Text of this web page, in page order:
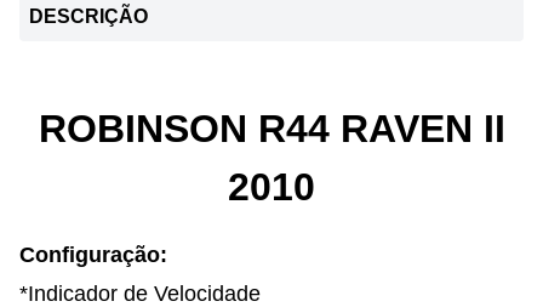
DESCRIÇÃO
ROBINSON R44 RAVEN II
2010
Configuração:
*Indicador de Velocidade